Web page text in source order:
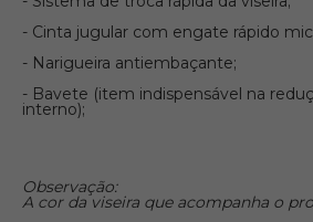
- Cinta jugular com engate rápido
- Narigueira antiembaçante;
- Bavete (item indispensável na
interno);
Observação:
A cor da viseira que acompanha o